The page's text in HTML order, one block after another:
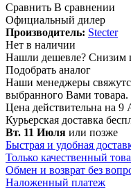
Сравнить В сравнении
Официальный дилер
Производитель: Stecter
Нет в наличии
Нашли дешевле? Снизим
Подобрать аналог
Наши менеджеры
выбранного Вами товара.
Цена действительна на 9
Курьерская доставка
Вт. 11 Июля или позже
Быстрая и удобная
Только качественный
Обмен и возврат без
Наложенный платеж